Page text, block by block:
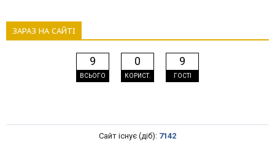
ЗАРАЗ НА САЙТІ
9
ВСЬОГО
0
КОРИСТ.
9
ГОСТІ
Сайт існує (діб): 7142